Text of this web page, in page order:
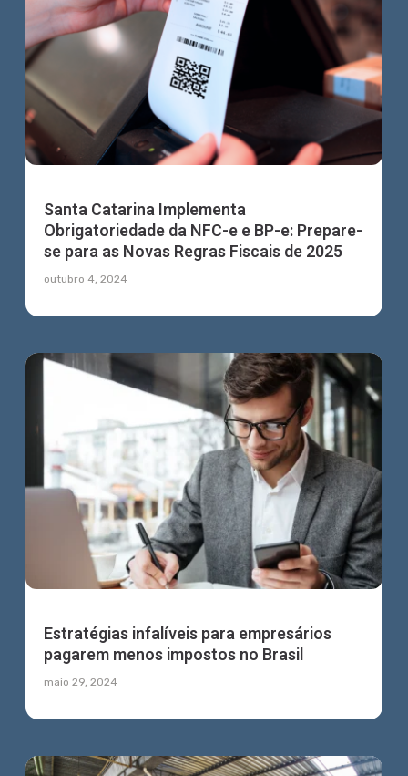
Santa Catarina Implementa
Obrigatoriedade da NFC-e e BP-e: Prepare-
se para as Novas Regras Fiscais de 2025
outubro 4, 2024
Estratégias infalíveis para empresários
pagarem menos impostos no Brasil
maio 29, 2024